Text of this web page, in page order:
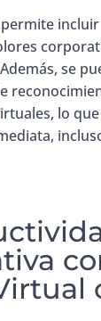
se
lo